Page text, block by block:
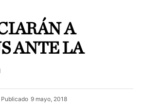
A
ANTE LA
Publicado 9 mayo, 2018